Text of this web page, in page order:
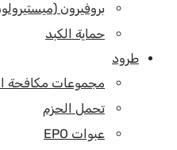
بروفيرون
حماية الكبد
طرود
مجموعات مكافحة
تحمل الحزم
عبوات EPO